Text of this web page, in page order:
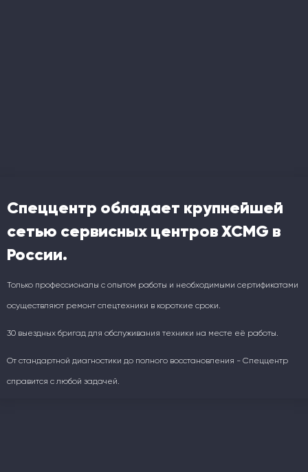
Спеццентр обладает крупнейшей
сетью сервисных центров XCMG в
России.
Только профессионалы с опытом работы и необходимыми сертификатами
осуществляют ремонт спецтехники в короткие сроки.
30 выездных бригад для обслуживания техники на месте её работы.
От стандартной диагностики до полного восстановления - Спеццентр
справится с любой задачей.